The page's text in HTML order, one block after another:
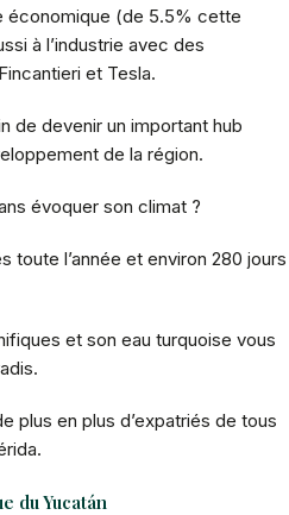
économique (de 5.5% cette
à l’industrie avec des
et Tesla.
de devenir un important hub
de la région.
évoquer son climat ?
toute l’année et environ 280 jours
et son eau turquoise vous
plus en plus d’expatriés de tous
du Yucatán